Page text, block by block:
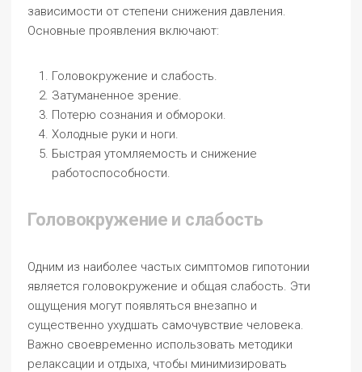
зависимости от степени снижения давления.
Основные проявления включают:
Головокружение и слабость.
Затуманенное зрение.
Потерю сознания и обмороки.
Холодные руки и ноги.
Быстрая утомляемость и снижение
работоспособности.
Головокружение и слабость
Одним из наиболее частых симптомов гипотонии
является головокружение и общая слабость. Эти
ощущения могут появляться внезапно и
существенно ухудшать самочувствие человека.
Важно своевременно использовать методики
релаксации и отдыха, чтобы минимизировать